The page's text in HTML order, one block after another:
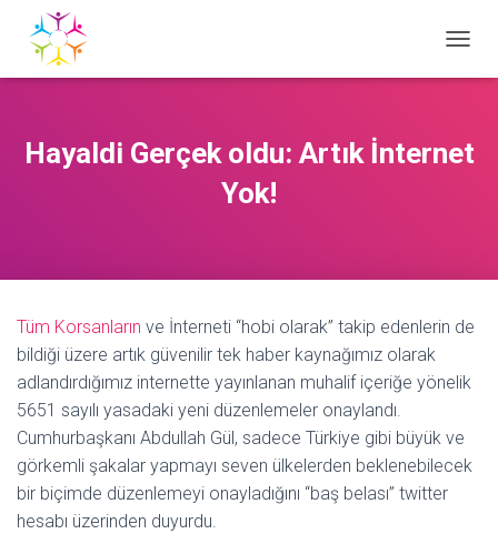
O
E
I
N
Hayaldi Gerçek oldu: Artık İnternet
Yok!
Tüm Korsanların ve İnterneti “hobi olarak” takip edenlerin de
bildiği üzere artık güvenilir tek haber kaynağımız olarak
adlandırdığımız internette yayınlanan muhalif içeriğe yönelik
5651 sayılı yasadaki yeni düzenlemeler onaylandı.
Cumhurbaşkanı Abdullah Gül, sadece Türkiye gibi büyük ve
görkemli şakalar yapmayı seven ülkelerden beklenebilecek
bir biçimde düzenlemeyi onayladığını “baş belası” twitter
hesabı üzerinden duyurdu.